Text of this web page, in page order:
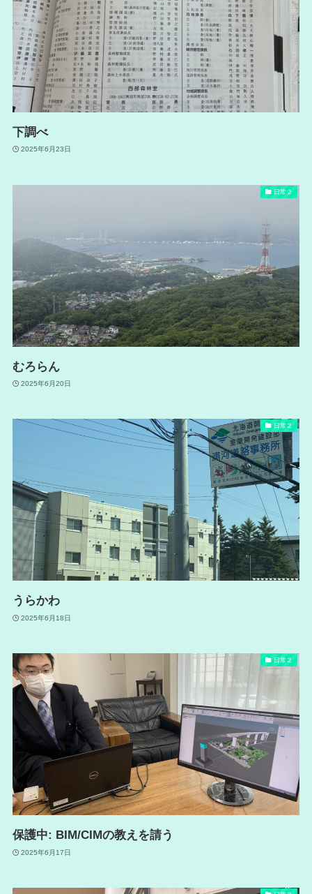
下調べ
2025年6月23日
日常２
むろらん
2025年6月20日
日常２
うらかわ
2025年6月18日
日常２
保護中: BIM/CIMの教えを請う
2025年6月17日